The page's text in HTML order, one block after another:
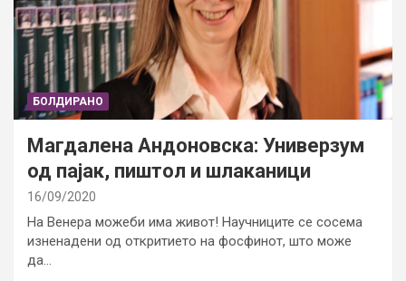
БОЛДИРАНО
Магдалена Андоновска: Универзум
од пајак, пиштол и шлаканици
16/09/2020
На Венера можеби има живот! Научниците се сосема
изненадени од откритието на фосфинот, што може
да…